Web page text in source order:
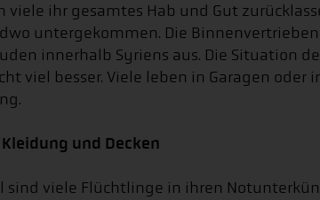
ihr gesamtes Hab und Gut
untergekommen. Die
innerhalb Syriens aus. Die Situation
viel besser. Viele leben in Garagen oder
und Decken
sind viele Flüchtlinge in ihren